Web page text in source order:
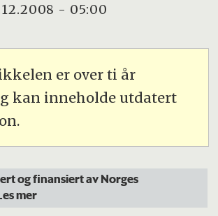
- 05:00
er over ti år
kan inneholde utdatert
og finansiert av Norges
mer